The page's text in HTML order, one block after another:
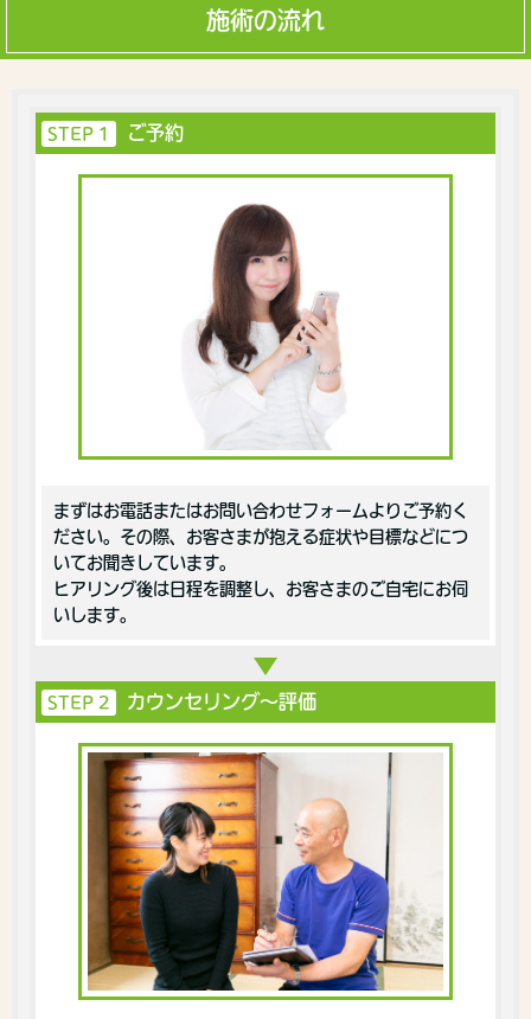
施術の流れ
STEP 1 ご予約
まずはお電話またはお問い合わせフォームよりご予約く
ださい。その際、お客さまが抱える症状や目標などにつ
いてお聞きしています。
ヒアリング後は日程を調整し、お客さまのご自宅にお伺
いします。
STEP 2 カウンセリング〜評価